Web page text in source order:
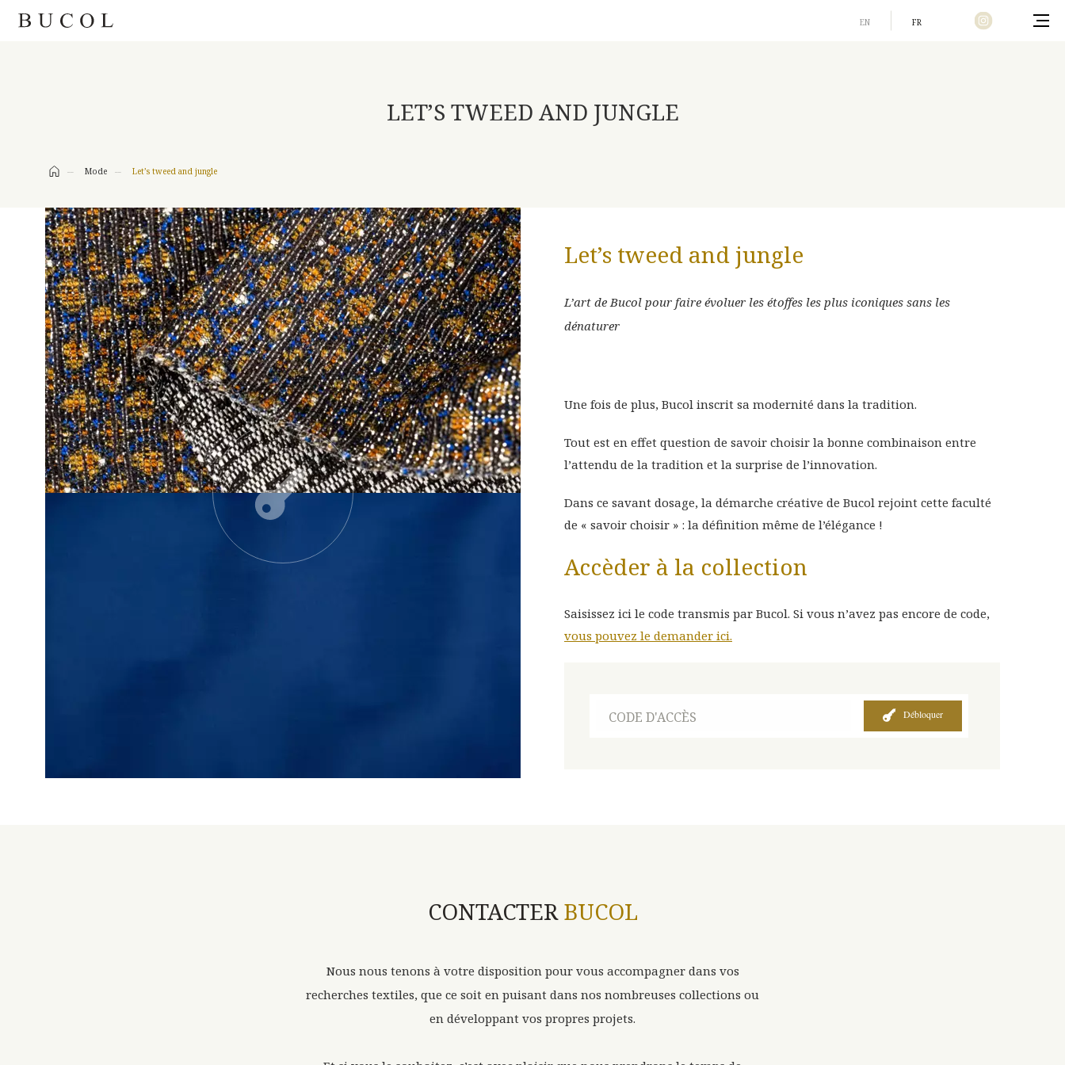
EN FR
LE SOUFFLE DU TEMPS
LET’S TWEED AND
JUNGLE
PRÉLUDE
NOUVEL ÉCLECTISME
UNE COLLECTION
SIGNATURE
LET’S TWEED AND JUNGLE
Mode Let’s tweed and jungle
Let’s tweed and jungle
L’art de Bucol pour faire évoluer les étoffes les plus iconiques sans les
dénaturer
Une fois de plus, Bucol inscrit sa modernité dans la tradition.
Tout est en effet question de savoir choisir la bonne combinaison entre
l’attendu de la tradition et la surprise de l’innovation.
Dans ce savant dosage, la démarche créative de Bucol rejoint cette faculté
de « savoir choisir » : la définition même de l’élégance !
Accèder à la collection
Saisissez ici le code transmis par Bucol. Si vous n’avez pas encore de code,
vous pouvez le demander ici.
Débloquer
CONTACTERBUCOL
Nous nous tenons à votre disposition pour vous accompagner dans vos
recherches textiles, que ce soit en puisant dans nos nombreuses collections ou
en développant vos propres projets.